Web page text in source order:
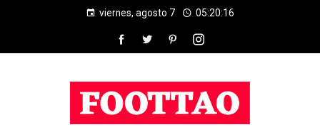
viernes, agosto 7 05:20:17